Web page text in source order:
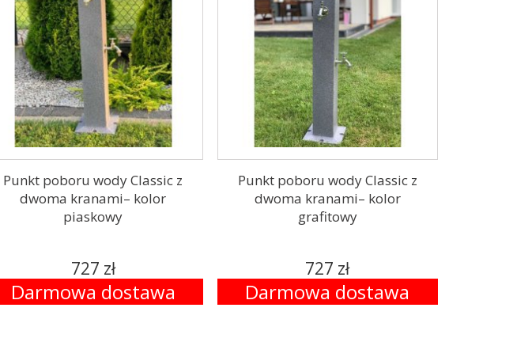
Punkt poboru wody Classic z
dwoma kranami– kolor
piaskowy
727 zł
Darmowa dostawa
Punkt poboru wody Classic z
dwoma kranami– kolor
grafitowy
727 zł
Darmowa dostawa